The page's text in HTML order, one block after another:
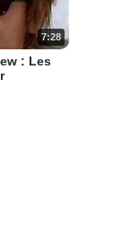
7:28
: Les